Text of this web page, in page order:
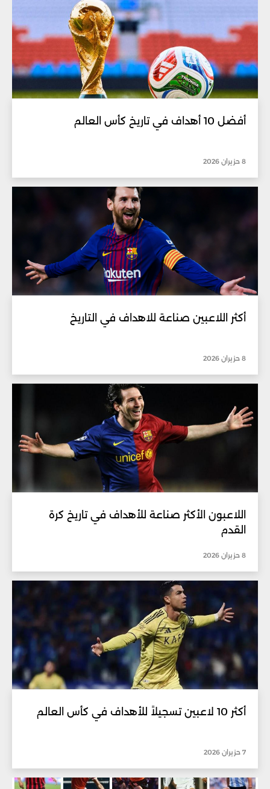
أفضل 10 أهداف في تاريخ كأس العالم
8 حزيران 2026
أكثر اللاعبين صناعة للاهداف في التاريخ
8 حزيران 2026
اللاعبون الأكثر صناعة للأهداف في تاريخ كرة
القدم
8 حزيران 2026
أكثر 10 لاعبين تسجيلاً للأهداف في كأس العالم
7 حزيران 2026